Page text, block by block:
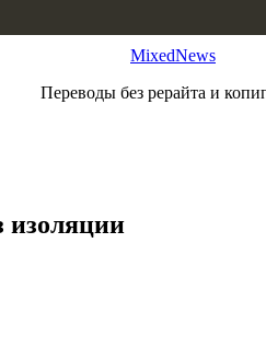
MixedNews
Переводы без рерайта и
изоляции